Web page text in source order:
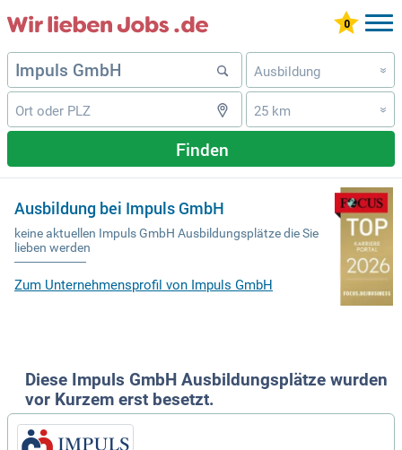
Ausbildung »
25 km »
Finden
Ausbildung bei Impuls GmbH
keine aktuellen Impuls GmbH Ausbildungsplätze die Sie
lieben werden
Zum Unternehmensprofil von Impuls GmbH
Diese Impuls GmbH Ausbildungsplätze wurden
vor Kurzem erst besetzt.